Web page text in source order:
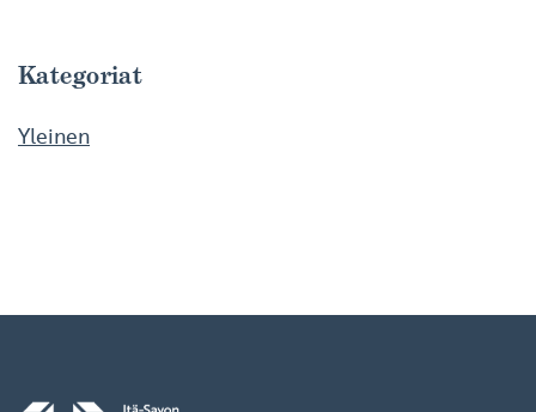
Kategoriat
Yleinen